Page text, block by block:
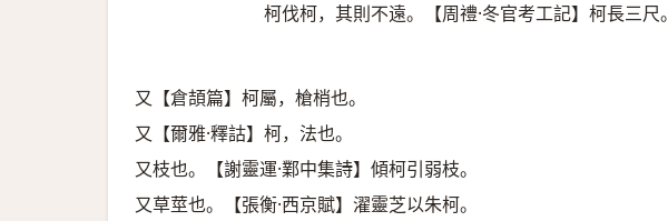
柯伐柯，其則不遠。【周禮·冬官考工記】柯長三尺。
又【倉頡篇】柯屬，槍梢也。
又【爾雅·釋詁】柯，法也。
又枝也。【謝靈運·鄴中集詩】傾柯引弱枝。
又草莖也。【張衡·西京賦】濯靈芝以朱柯。